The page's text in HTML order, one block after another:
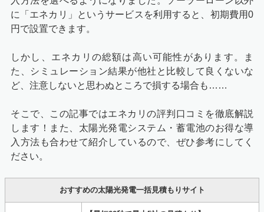
に「エネカリ」というサービスを利用すると、初期費用0
円で設置できます。
しかし、エネカリの総額は高い可能性があります。ま
た、シミュレーション結果が他社と比較して良くないな
ど、注意しないと思わぬところで損する場合も……
そこで、この記事ではエネカリの評判口コミを徹底解説
します！また、太陽光発電システム・蓄電池のお得な導
入方法も合わせて紹介しているので、ぜひ参考にしてく
ださい。
おすすめの太陽光発電一括見積もりサイト